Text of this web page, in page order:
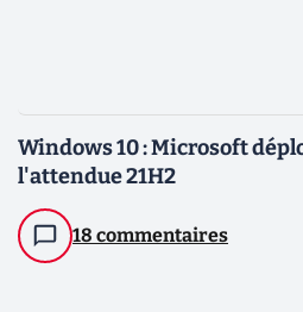
Windows 10 : Microsoft
l'attendue 21H2
18 commentaires